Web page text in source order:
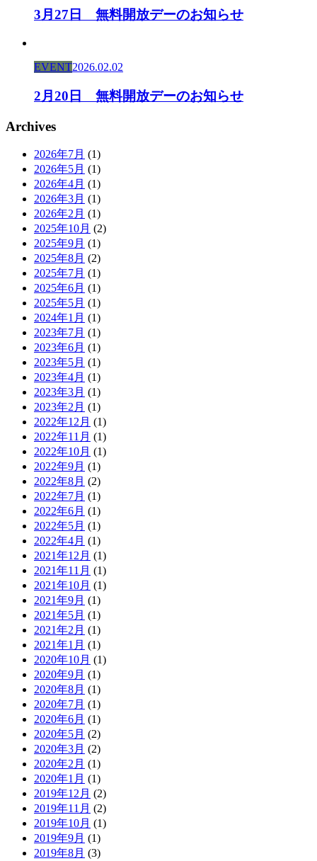
3月27日 無料開放デーのお知らせ
EVENT2026.02.02
2月20日 無料開放デーのお知らせ
Archives
2026年7月 (1)
2026年5月 (1)
2026年4月 (1)
2026年3月 (1)
2026年2月 (1)
2025年10月 (2)
2025年9月 (1)
2025年8月 (2)
2025年7月 (1)
2025年6月 (1)
2025年5月 (1)
2024年1月 (1)
2023年7月 (1)
2023年6月 (1)
2023年5月 (1)
2023年4月 (1)
2023年3月 (1)
2023年2月 (1)
2022年12月 (1)
2022年11月 (1)
2022年10月 (1)
2022年9月 (1)
2022年8月 (2)
2022年7月 (1)
2022年6月 (1)
2022年5月 (1)
2022年4月 (1)
2021年12月 (1)
2021年11月 (1)
2021年10月 (1)
2021年9月 (1)
2021年5月 (1)
2021年2月 (1)
2021年1月 (1)
2020年10月 (1)
2020年9月 (1)
2020年8月 (1)
2020年7月 (1)
2020年6月 (1)
2020年5月 (2)
2020年3月 (2)
2020年2月 (1)
2020年1月 (1)
2019年12月 (2)
2019年11月 (2)
2019年10月 (1)
2019年9月 (1)
2019年8月 (3)